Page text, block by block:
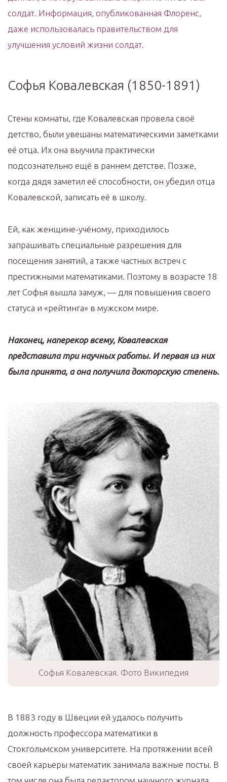
солдат. Информация, опубликованная Флоренс,
даже использовалась правительством для
улучшения условий жизни солдат.
Софья Ковалевская (1850-1891)
Стены комнаты, где Ковалевская провела своё
детство, были увешаны математическими заметками
её отца. Их она выучила практически
подсознательно ещё в раннем детстве. Позже,
когда дядя заметил её способности, он убедил отца
Ковалевской, записать её в школу.
Ей, как женщине-учёному, приходилось
запрашивать специальные разрешения для
посещения занятий, а также частных встреч с
престижными математиками. Поэтому в возрасте 18
лет Софья вышла замуж, — для повышения своего
статуса и «рейтинга» в мужском мире.
Наконец, наперекор всему, Ковалевская
представила три научных работы. И первая из них
была принята, а она получила докторскую степень.
Софья Ковалевская. Фото Википедия
В 1883 году в Швеции ей удалось получить
должность профессора математики в
Стокгольмском университете. На протяжении всей
своей карьеры математик занимала важные посты. В